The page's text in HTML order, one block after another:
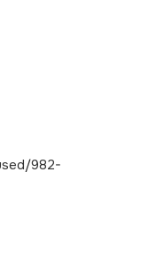
982-